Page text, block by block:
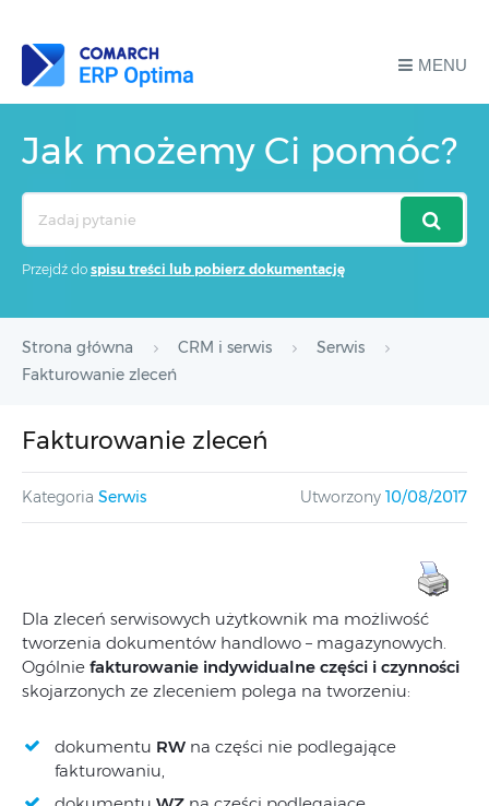
MENU
Jak możemy Ci pomóc?
Przejdź do spisu treści lub pobierz dokumentację
Strona główna CRM i serwis
Serwis
Fakturowanie zleceń
Fakturowanie zleceń
Kategoria Serwis Utworzony 10/08/2017
Dla zleceń serwisowych użytkownik ma możliwość
tworzenia dokumentów handlowo – magazynowych.
Ogólnie fakturowanie indywidualne części i czynności
skojarzonych ze zleceniem polega na tworzeniu:
dokumentu RW na części nie podlegające
fakturowaniu,